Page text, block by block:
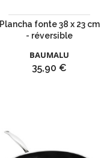
Plancha fonte 38 x 23 cm
- réversible
BAUMALU
Prix
35,90 €